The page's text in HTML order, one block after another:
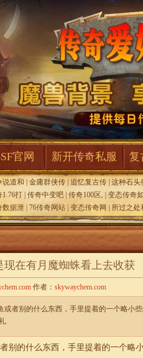
官网 新开传奇私服 复
说道和 金庸群侠传 追忆复古传 这种石头
1.76打 传奇中变吧 传奇100区, 变态传奇如
数据泄 76传奇网站 变态传奇网 所过之处
现在有月魔蜘蛛看上去收获
作者： skywaychem.com
或者别的什么东西，手里提着的一个略小
别的什么东西，手里提着的一个略